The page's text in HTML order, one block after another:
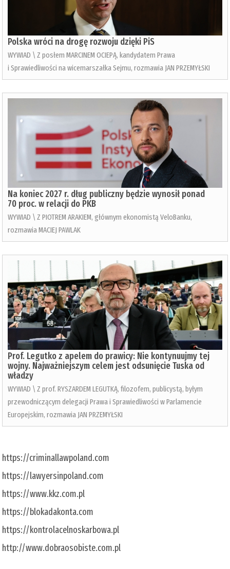
Polska wróci na drogę rozwoju dzięki PiS
WYWIAD \ Z posłem MARCINEM OCIEPĄ, kandydatem Prawa
i Sprawiedliwości na wicemarszałka Sejmu, rozmawia JAN PRZEMYŁSKI
Na koniec 2027 r. dług publiczny będzie wynosił ponad
70 proc. w relacji do PKB
WYWIAD \ Z PIOTREM ARAKIEM, głównym ekonomistą VeloBanku,
rozmawia MACIEJ PAWLAK
Prof. Legutko z apelem do prawicy: Nie kontynuujmy tej
wojny. Najważniejszym celem jest odsunięcie Tuska od
władzy
WYWIAD \ Z prof. RYSZARDEM LEGUTKĄ, filozofem, publicystą, byłym
przewodniczącym delegacji Prawa i Sprawiedliwości w Parlamencie
Europejskim, rozmawia JAN PRZEMYŁSKI
https://criminallawpoland.com
https://lawyersinpoland.com
https://www.kkz.com.pl
https://blokadakonta.com
https://kontrolacelnoskarbowa.pl
http://www.dobraosobiste.com.pl